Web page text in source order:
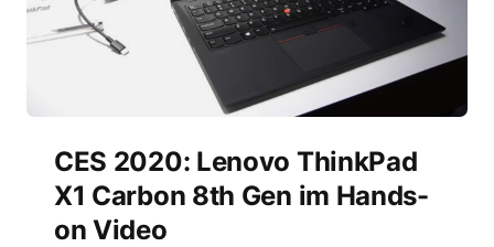
CES 2020: Lenovo ThinkPad
X1 Carbon 8th Gen im Hands-
on Video